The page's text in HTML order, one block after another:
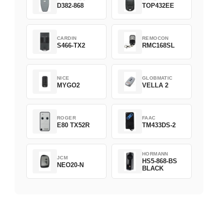
D382-868 TOP432EE
CARDIN
S466-TX2
REMOCON
RMC168SL
NICE
MYGO2
GLOBMATIC
VELLA 2
ROGER
E80 TX52R
FAAC
TM433DS-2
JCM
NEO20-N
HORMANN
HS5-868-BS
BLACK